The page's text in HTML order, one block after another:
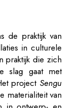
de praktijk van
in culturele
praktijk die zich
slag gaat met
project Sengu
materialiteit van